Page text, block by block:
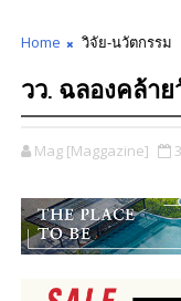
Home วิจัย-นวัตกรรม
วว. ฉลองคล้า
Mag [Maggazine]